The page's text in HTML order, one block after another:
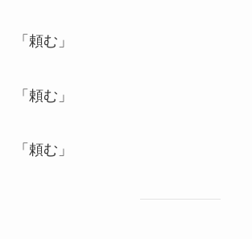
「頼む」
「頼む」
「頼む」